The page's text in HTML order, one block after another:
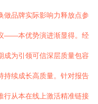
做品牌实际影响力释放点参
——本优势演进渐显得。经
成为引领可信深层质量包容
持续成长高质量。针对报告
行从本在线上激活精准链接